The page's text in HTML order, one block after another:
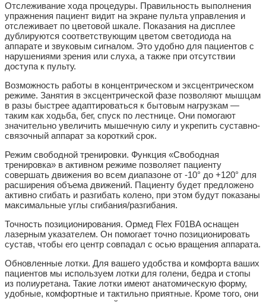
Отслеживание хода процедуры. Правильность выполнения
упражнения пациент видит на экране пульта управления и
отслеживает по цветовой шкале. Показания на дисплее
дублируются соответствующим цветом светодиода на
аппарате и звуковым сигналом. Это удобно для пациентов с
нарушениями зрения или слуха, а также при отсутствии
доступа к пульту.
Возможность работы в концентрическом и эксцентрическом
режиме. Занятия в эксцентрической фазе позволяют мышцам
в разы быстрее адаптироваться к бытовым нагрузкам —
таким как ходьба, бег, спуск по лестнице. Они помогают
значительно увеличить мышечную силу и укрепить суставно-
связочный аппарат за короткий срок.
Режим свободной тренировки. Функция «Свободная
тренировка» в активном режиме позволяет пациенту
совершать движения во всем диапазоне от -10° до +120° для
расширения объема движений. Пациенту будет предложено
активно сгибать и разгибать колено, при этом будут показаны
максимальные углы сгибания/разгибания.
Точность позиционирования. Ормед Flex F01BA оснащен
лазерным указателем. Он помогает точно позиционировать
сустав, чтобы его центр совпадал с осью вращения аппарата.
Обновленные лотки. Для вашего удобства и комфорта ваших
пациентов мы используем лотки для голени, бедра и стопы
из полиуретана. Такие лотки имеют анатомическую форму,
удобные, комфортные и тактильно приятные. Кроме того, они